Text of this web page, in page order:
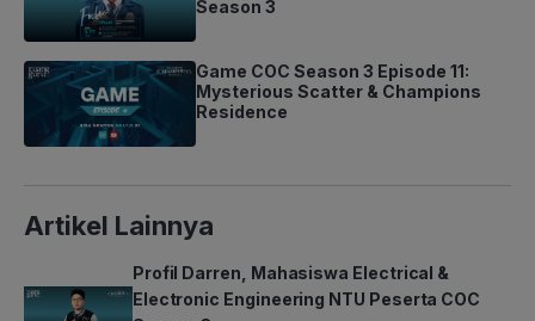
Season 3
Game COC Season 3 Episode 11:
Mysterious Scatter & Champions
Residence
Artikel Lainnya
Profil Darren, Mahasiswa Electrical &
Electronic Engineering NTU Peserta COC